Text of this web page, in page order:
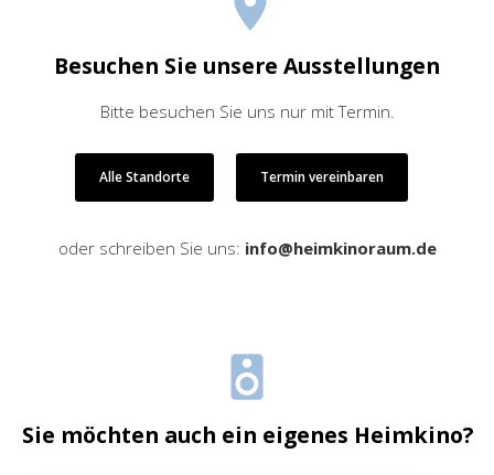
Besuchen Sie unsere Ausstellungen
Bitte besuchen Sie uns nur mit Termin.
Alle Standorte Termin vereinbaren
oder schreiben Sie uns: info@heimkinoraum.de
Sie möchten auch ein eigenes Heimkino?